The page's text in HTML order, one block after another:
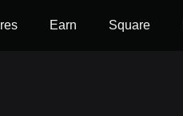
Earn Square